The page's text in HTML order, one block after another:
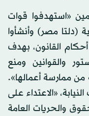
«استهدفوا قوات
(دلتا مصر) وأنشأوا
القانون، بهدف
والقوانين ومنع
ممارسة أعمالها».
«الاعتداء على
والحريات العامة